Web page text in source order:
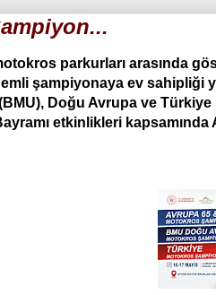
parkurları arasında
şampiyonaya ev sahipliği
Doğu Avrupa ve Türkiye
etkinlikleri